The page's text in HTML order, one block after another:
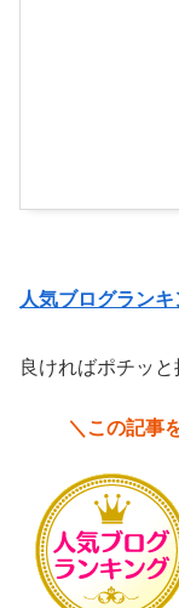
人気ブログランキ
良ければポチッ
＼この記事